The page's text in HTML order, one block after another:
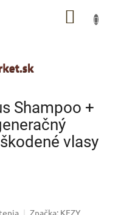
Shampoo +
vlasy
Značka: KEZY